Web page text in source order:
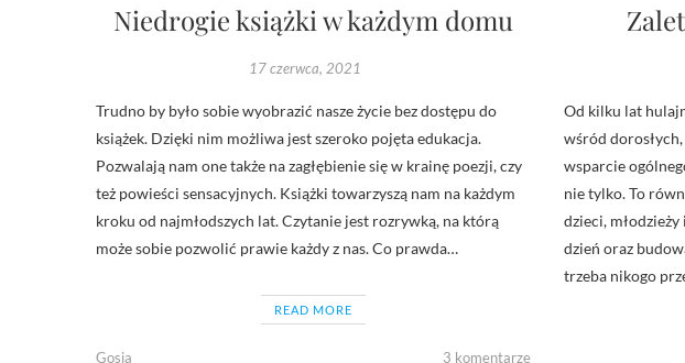
Niedrogie książki w każdym domu
17 czerwca, 2021
Trudno by było sobie wyobrazić nasze życie bez dostępu do
książek. Dzięki nim możliwa jest szeroko pojęta edukacja.
Pozwalają nam one także na zagłębienie się w krainę poezji, czy
też powieści sensacyjnych. Książki towarzyszą nam na każdym
kroku od najmłodszych lat. Czytanie jest rozrywką, na którą
może sobie pozwolić prawie każdy z nas. Co prawda…
READ MORE
Gosia 3 komentarze
Od kilku lat
wśród
wsparcie
nie tylko. To
dzieci,
dzień oraz
trzeba nikogo